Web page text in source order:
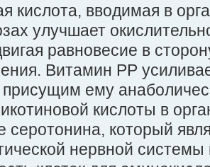
кислота, вводимая в
улучшает
равновесие в
Витамин РР
присущим ему
кислоты в
серотонина, который
нервной